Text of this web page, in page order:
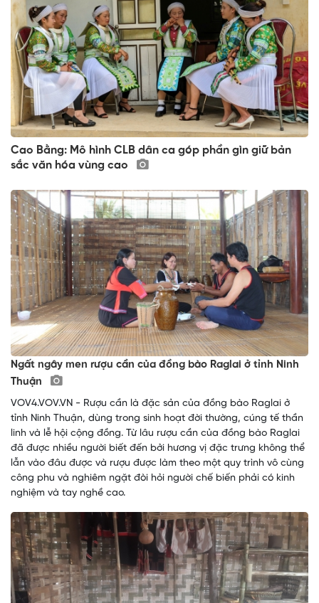
Cao Bằng: Mô hình CLB dân ca góp phần gìn giữ bản
sắc văn hóa vùng cao
Ngất ngây men rượu cần của đồng bào Raglai ở tỉnh Ninh
Thuận
VOV4.VOV.VN - Rượu cần là đặc sản của đồng bào Raglai ở
tỉnh Ninh Thuận, dùng trong sinh hoạt đời thường, cúng tế thần
linh và lễ hội cộng đồng. Từ lâu rượu cần của đồng bào Raglai
đã được nhiều người biết đến bởi hương vị đặc trưng không thể
lẫn vào đâu được và rượu được làm theo một quy trình vô cùng
công phu và nghiêm ngặt đòi hỏi người chế biến phải có kinh
nghiệm và tay nghề cao.